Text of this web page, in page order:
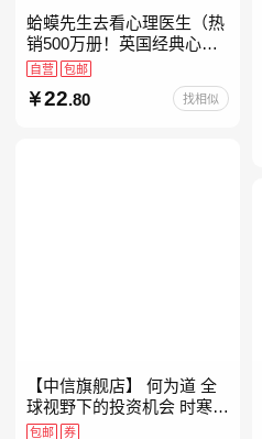
蛤蟆先生去看心理医生（热
销500万册！英国经典心理
咨询入门书，知名心理学家
自营 包邮
22.80 找相似
【中信旗舰店】 何为道 全
球视野下的投资机会 时寒冰
大道 段永平投资问答录穷查
包邮 券